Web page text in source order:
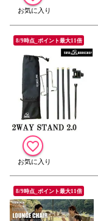
8/9時点_ポイント最大11倍
8/9時点_ポイント最大11倍